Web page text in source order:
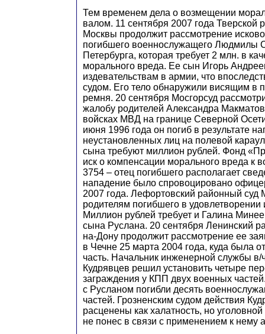
Тем временем дела о возмещении
валом. 11 сентября 2007 года Тверской
Москвы продолжит рассмотрение
погибшего военнослужащего Людмилы
Петербурга, которая требует 2 млн. в
морального вреда. Ее сын Игорь
издевательствам в армии, что
судом. Его тело обнаружили висящим в
ремня. 20 сентября Мосгорсуд
жалобу родителей Александра
войсках МВД на границе Северной
июня 1996 года он погиб в результате
неустановленных лиц на полевой
сына требуют миллион рублей. Фонд
иск о компенсации морального вреда к
3754 – отец погибшего располагает
нападение было спровоцировано
2007 года. Лефортовский районный суд
родителям погибшего в
Миллион рублей требует и Галина
сына Руслана. 20 сентября Ленинский
на-Дону продолжит рассмотрение ее
в Чечне 25 марта 2004 года, куда была
часть. Начальник инженерной службы
Кудрявцев решил установить четыре
заграждения у КПП двух военных
с Русланом погибли десять
частей. Грозненским судом действия
расценены как халатность, но уголовной
не понес в связи с применением к нему